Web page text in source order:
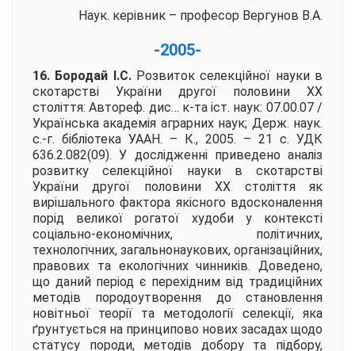
Наук. керівник – професор Вергунов В.А.
-2005-
16. Бородай І.С. Розвиток селекційної науки в
скотарстві України другої половини ХХ
століття: Автореф. дис… к-та іст. наук: 07.00.07 /
Українська академія аграрних наук; Держ. наук.
с.-г. бібліотека УААН. – К., 2005. – 21 с. УДК
636.2.082(09). У дослідженні приведено аналіз
розвитку селекційної науки в скотарстві
України другої половини ХХ століття як
вирішального фактора якісного вдосконалення
порід великої рогатої худоби у контексті
соціально-економічних, політичних,
технологічних, загальнонаукових, організаційних,
правових та екологічних чинників. Доведено,
що даний період є перехідним від традиційних
методів породоутворення до становлення
новітньої теорії та методології селекції, яка
ґрунтується на принципово нових засадах щодо
статусу породи, методів добору та підбору,